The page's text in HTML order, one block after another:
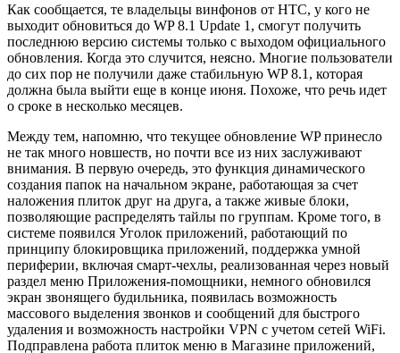
Как сообщается, те владельцы винфонов от HTC, у кого не
выходит обновиться до WP 8.1 Update 1, смогут получить
последнюю версию системы только с выходом официального
обновления. Когда это случится, неясно. Многие пользователи
до сих пор не получили даже стабильную WP 8.1, которая
должна была выйти еще в конце июня. Похоже, что речь идет
о сроке в несколько месяцев.
Между тем, напомню, что текущее обновление WP принесло
не так много новшеств, но почти все из них заслуживают
внимания. В первую очередь, это функция динамического
создания папок на начальном экране, работающая за счет
наложения плиток друг на друга, а также живые блоки,
позволяющие распределять тайлы по группам. Кроме того, в
системе появился Уголок приложений, работающий по
принципу блокировщика приложений, поддержка умной
периферии, включая смарт-чехлы, реализованная через новый
раздел меню Приложения-помощники, немного обновился
экран звонящего будильника, появилась возможность
массового выделения звонков и сообщений для быстрого
удаления и возможность настройки VPN с учетом сетей WiFi.
Подправлена работа плиток меню в Магазине приложений,